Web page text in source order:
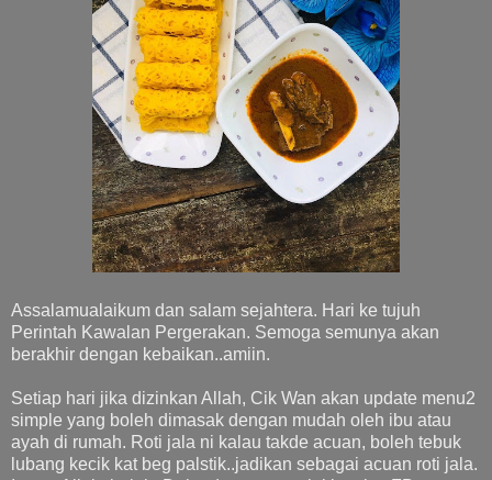
Assalamualaikum dan salam sejahtera. Hari ke tujuh
Perintah Kawalan Pergerakan. Semoga semunya akan
berakhir dengan kebaikan..amiin.
Setiap hari jika dizinkan Allah, Cik Wan akan update menu2
simple yang boleh dimasak dengan mudah oleh ibu atau
ayah di rumah. Roti jala ni kalau takde acuan, boleh tebuk
lubang kecik kat beg palstik..jadikan sebagai acuan roti jala.